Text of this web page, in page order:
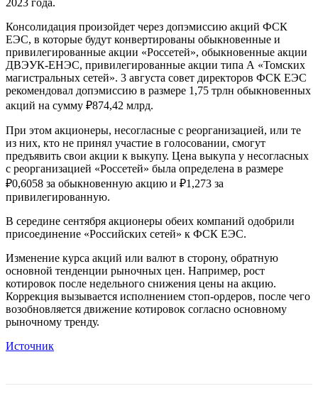
2023 года.
Консолидация произойдет через допэмиссию акций ФСК
ЕЭС, в которые будут конвертированы обыкновенные и
привилегированные акции «Россетей», обыкновенные акции
ДВЭУК-ЕНЭС, привилегированные акции типа А «Томских
магистральных сетей». 3 августа совет директоров ФСК ЕЭС
рекомендовал допэмиссию в размере 1,75 трлн обыкновенных
акций на сумму ₽874,42 млрд.
При этом акционеры, несогласные с реорганизацией, или те
из них, кто не принял участие в голосовании, смогут
предъявить свои акции к выкупу. Цена выкупа у несогласных
с реорганизацией «Россетей» была определена в размере
₽0,6058 за обыкновенную акцию и ₽1,273 за
привилегированную.
В середине сентября акционеры обеих компаний одобрили
присоединение «Российских сетей» к ФСК ЕЭС.
Изменение курса акций или валют в сторону, обратную
основной тенденции рыночных цен. Например, рост
котировок после недельного снижения цены на акцию.
Коррекция вызывается исполнением стоп-ордеров, после чего
возобновляется движение котировок согласно основному
рыночному тренду.
Источник